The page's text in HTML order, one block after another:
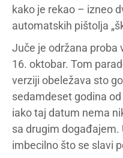
kako je rekao – izneo
automatskih pištolja
Juče je održana proba
16. oktobar. Tom
verziji obeležava sto
sedamdeset godina
iako taj datum nema
sa drugim događajem.
imbecilno što se slavi